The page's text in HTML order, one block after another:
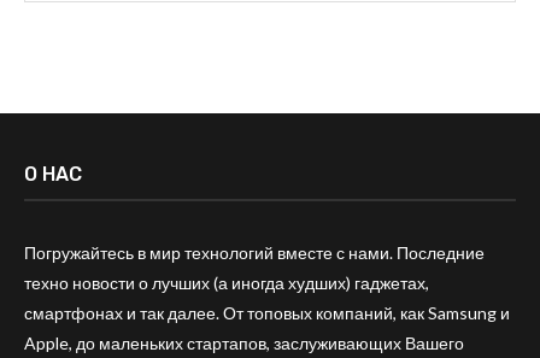
О НАС
Погружайтесь в мир технологий вместе с нами. Последние
техно новости о лучших (а иногда худших) гаджетах,
смартфонах и так далее. От топовых компаний, как Samsung и
Apple, до маленьких стартапов, заслуживающих Вашего